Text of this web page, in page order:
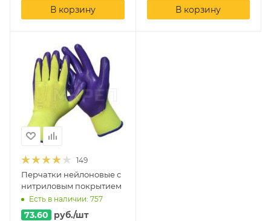
В корзину В корзину
149
Перчатки нейлоновые с
нитриловым покрытием
Есть в наличии: 757
73.60 руб./шт